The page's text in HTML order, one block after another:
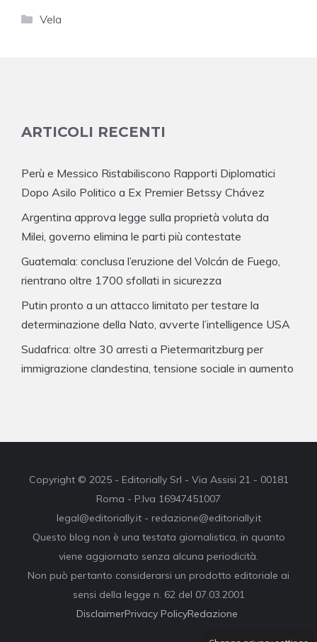
Categorie
Vela
ARTICOLI RECENTI
Perù e Messico Ristabiliscono Rapporti Diplomatici
Dopo Asilo Politico a Ex Premier Betssy Chávez
Argentina approva legge sulla proprietà voluta da
Milei, governo elimina le parti più contestate
Guatemala: conclusa l’eruzione del Volcán de Fuego,
rientrano oltre 1700 sfollati in sicurezza
Putin pronto a un attacco limitato per testare la
determinazione della Nato, avverte l’intelligence USA
Sudafrica: oltre 30 arresti a Pietermaritzburg per
immigrazione clandestina, tensione sociale in aumento
Copyright © 2025 - Editorially Srl - Via Assisi 21 - 00181
Roma - P.Iva 16947451007
legal@editorially.it - redazione@editorially.it
Questo blog non è una testata giornalistica, in quanto
viene aggiornato senza alcuna periodicità.
Non può pertanto considerarsi un prodotto editoriale ai
sensi della legge n. 62 del 07.03.2001
DisclaimerPrivacy PolicyRedazione